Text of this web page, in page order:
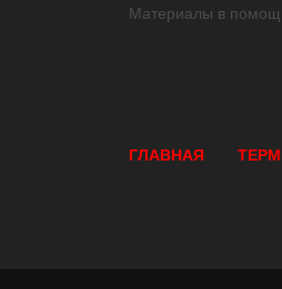
Материалы в
ГЛАВНАЯ